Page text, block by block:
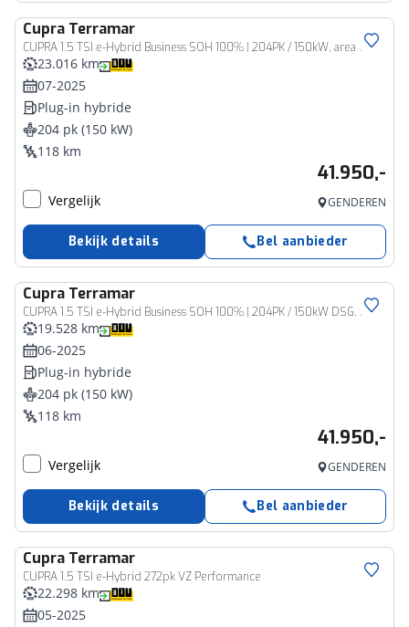
Cupra Terramar
CUPRA 1.5 TSI e-Hybrid Business SOH 100% | 204PK / 150kW, area view elektrische stoelverstelling met geheugen head up display LED Matrix digital drive pure performance pack trekhaak voorbereiding interieur pakket II 18" LMV met 4 seizoenen banden EDGE pakket intelligent drive pakket privacy glas elektrische achterklep met voetbediening stoelverwarming lederen multifunctioneel verwarmbaar stuurwiel adaptief onderstel key less advanced spiegel pakket klasse III alarm park assist ACC
23.016 km
07-2025
Plug-in hybride
204 pk (150 kW)
118 km
41.950,-
Vergelijk GENDEREN
Bekijk details Bel aanbieder
Cupra Terramar
CUPRA 1.5 TSI e-Hybrid Business SOH 100% | 204PK / 150kW DSG, Rondomzichtcamera (area view), elektrische verstelbare voorstoelen met geheugen, head-up display, digital drive pure performance pack, trekhaak voorbereiding, interieur pakket II, 18" LMV met 4 seizoenenbanden, EDGE pakket, intelligent drive pakket, privacy glas, elektrische achterklep met voetbediening, verwarmbare voorstoelen, verwarmbaar multifunctioneel lederen stuurwiel adaptief onderstel (DCC), keyless advanced, elektrisch verstel-, verwarm- en inklapbare buitenspiegels, alarm klasse III, parkeerassistent (Park Assist), adaptieve cruise control (ACC), Apple Carplay & Android Auto, DAB+ etc.
19.528 km
06-2025
Plug-in hybride
204 pk (150 kW)
118 km
41.950,-
Vergelijk GENDEREN
Bekijk details Bel aanbieder
Cupra Terramar
CUPRA 1.5 TSI e-Hybrid 272pk VZ Performance
22.298 km
05-2025